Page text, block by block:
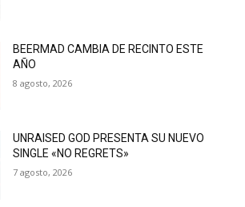
BEERMAD CAMBIA DE RECINTO ESTE
AÑO
8 agosto, 2026
UNRAISED GOD PRESENTA SU NUEVO
SINGLE «NO REGRETS»
7 agosto, 2026